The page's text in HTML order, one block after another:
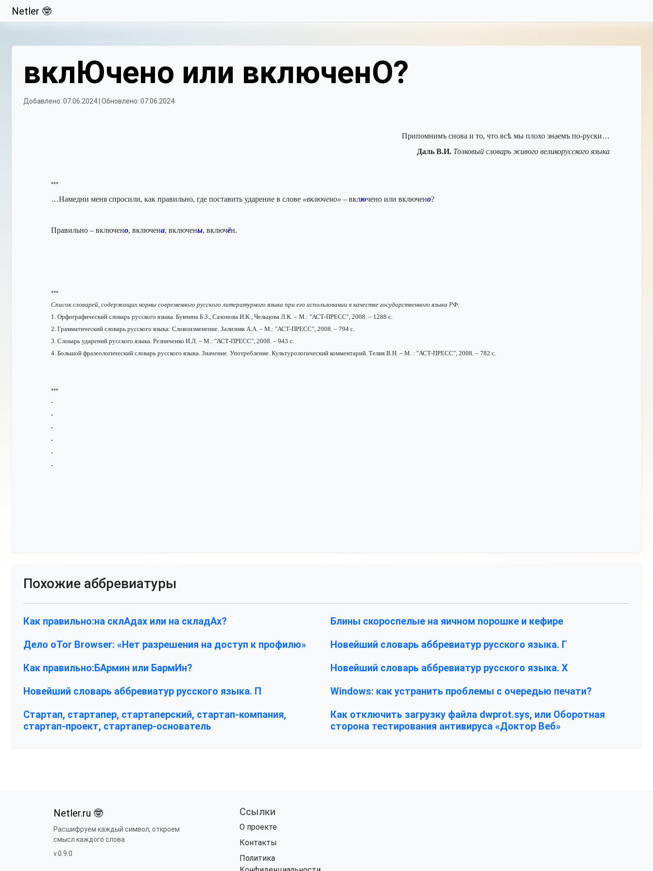
Свернуть
Netler 🤓
вклЮчено или включенО?
Добавлено: 07.06.2024 | Обновлено: 07.06.2024
Припомнимъ снова и то, что всѣ мы плохо знаемъ по-руски…
Даль В.И. Толковый словарь живого великорусского языка
***
…Намедни меня спросили, как правильно, где поставить ударение в слове «включено» – включено или включено?
Правильно – включено, включена, включены, включён.
***
Список словарей, содержащих нормы современного русского литературного языка при его использовании в качестве государственного языка РФ:
1. Орфографический словарь русского языка. Букчина Б.З., Сазонова И.К., Чельцова Л.К. – М.: "АСТ-ПРЕСС", 2008. – 1288 с.
2. Грамматический словарь русского языка: Словоизменение. Зализняк А.А. – М.: "АСТ-ПРЕСС", 2008. – 794 с.
3. Словарь ударений русского языка. Резниченко И.Л. – М.: "АСТ-ПРЕСС", 2008. – 943 с.
4. Большой фразеологический словарь русского языка. Значение. Употребление. Культурологический комментарий. Телия В.Н. – М. : "АСТ-ПРЕСС", 2008. – 782 с.
***
•
•
•
•
•
•
Похожие аббревиатуры
Как правильно:на склАдах или на складАх?
Блины скороспелые на яичном порошке и кефире
Дело оTor Browser: «Нет разрешения на доступ к профилю»
Новейший словарь аббревиатур русского языка. Г
Как правильно:БАрмин или БармИн?
Новейший словарь аббревиатур русского языка. Х
Новейший словарь аббревиатур русского языка. П
Windows: как устранить проблемы с очередью печати?
Стартап, стартапер, стартаперский, стартап-компания,
стартап-проект, стартапер-основатель
Как отключить загрузку файла dwprot.sys, или Оборотная
сторона тестирования антивируса «Доктор Веб»
Netler.ru 🤓
Расшифруем каждый символ, откроем
смысл каждого слова
v.0.9.0
Ссылки
О проекте
Контакты
Политика